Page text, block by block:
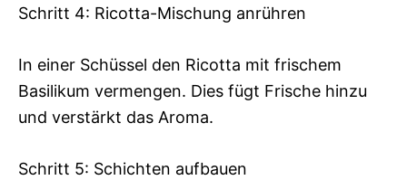
Schritt 4: Ricotta-Mischung anrühren
In einer Schüssel den Ricotta mit frischem
Basilikum vermengen. Dies fügt Frische hinzu
und verstärkt das Aroma.
Schritt 5: Schichten aufbauen